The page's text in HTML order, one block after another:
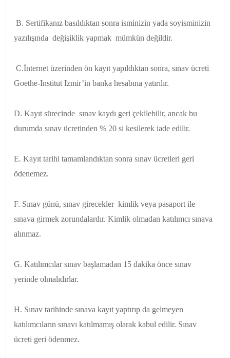
B. Sertifikanız basıldıktan sonra isminizin yada soyisminizin
yazılışında değişiklik yapmak mümkün değildir.
C.İnternet üzerinden ön kayıt yapıldıktan sonra, sınav ücreti
Goethe-Institut Izmir’in banka hesabına yatırılır.
D. Kayıt sürecinde sınav kaydı geri çekilebilir, ancak bu
durumda sınav ücretinden % 20 si kesilerek iade edilir.
E. Kayıt tarihi tamamlandıktan sonra sınav ücretleri geri
ödenemez.
F. Sınav günü, sınav girecekler kimlik veya pasaport ile
sınava girmek zorundalardır. Kimlik olmadan katılımcı sınava
alınmaz.
G. Katılımcılar sınav başlamadan 15 dakika önce sınav
yerinde olmalıdırlar.
H. Sınav tarihinde sınava kayıt yaptırıp da gelmeyen
katılımcıların sınavı katılmamış olarak kabul edilir. Sınav
ücreti geri ödenmez.